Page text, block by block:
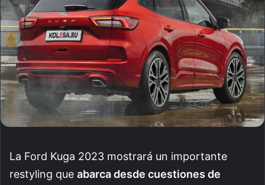
La Ford Kuga 2023 mostrará un importante
restyling que abarca desde cuestiones de